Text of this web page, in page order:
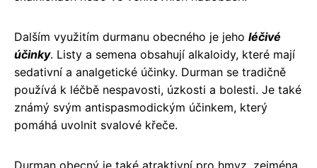
Dalším využitím durmanu obecného je jeho léčivé
účinky. Listy a semena obsahují alkaloidy, které mají
sedativní a analgetické účinky. Durman se tradičně
používá k léčbě nespavosti, úzkosti a bolesti. Je také
známý svým antispasmodickým účinkem, který
pomáhá uvolnit svalové křeče.